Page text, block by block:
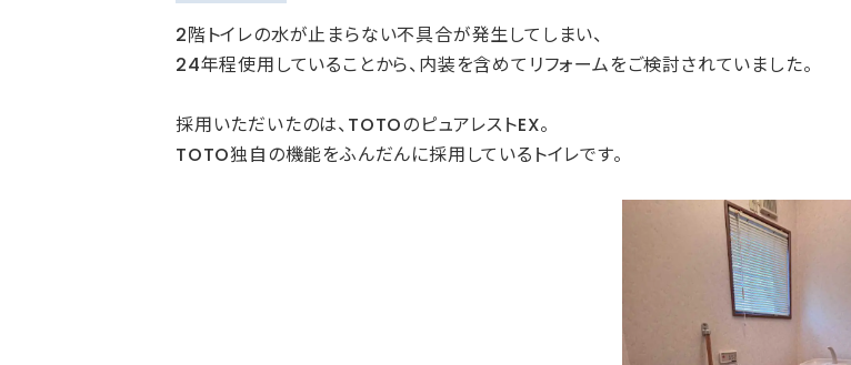
2階トイレの水が止まらない不具合が発生してしまい、
24年程使用していることから、内装を含めてリフォームをご検討されていました。
採用いただいたのは、TOTOのピュアレストEX。
TOTO独自の機能をふんだんに採用しているトイレです。